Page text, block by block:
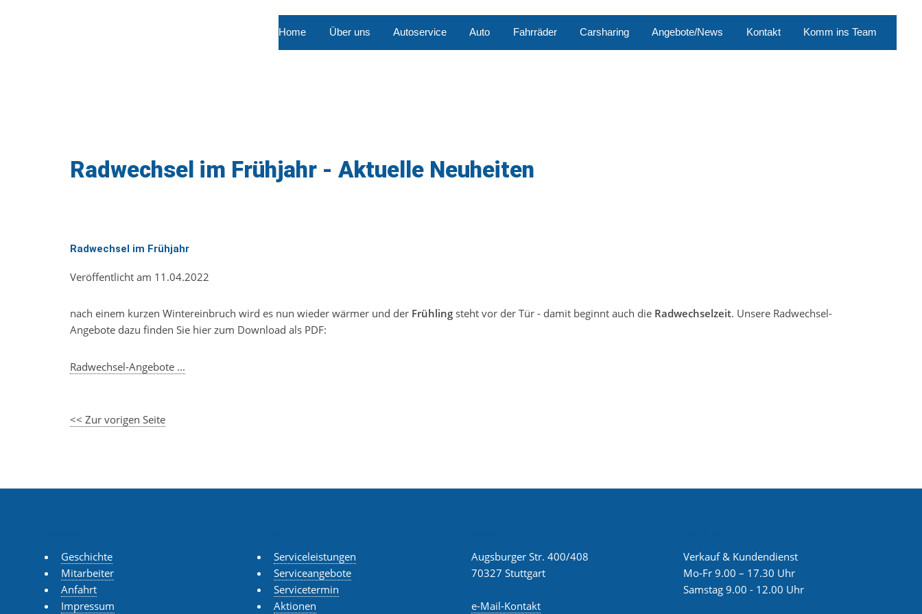
Home Über uns Autoservice Auto Fahrräder Carsharing Angebote/News Kontakt Komm ins Team
Radwechsel im Frühjahr - Aktuelle Neuheiten
Radwechsel im Frühjahr
Veröffentlicht am 11.04.2022
nach einem kurzen Wintereinbruch wird es nun wieder wärmer und der Frühling steht vor der Tür - damit beginnt auch die Radwechselzeit. Unsere Radwechsel-
Angebote dazu finden Sie hier zum Download als PDF:
Radwechsel-Angebote ...
<< Zur vorigen Seite
Geschichte
Mitarbeiter
Anfahrt
Impressum
Serviceleistungen
Serviceangebote
Servicetermin
Aktionen
Augsburger Str. 400/408
70327 Stuttgart
e-Mail-Kontakt
Verkauf & Kundendienst
Mo-Fr 9.00 – 17.30 Uhr
Samstag 9.00 - 12.00 Uhr